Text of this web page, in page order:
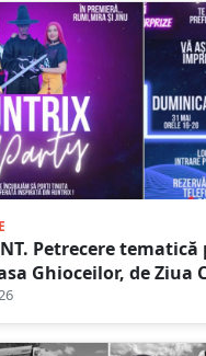
Petrecere
Ghioceilor, de Ziua